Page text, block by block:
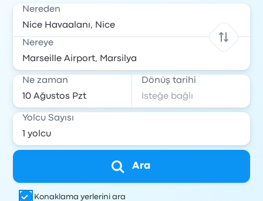
Nereden
Nereye
Ne zaman Dönüş tarihi
Yolcu Sayısı
Ara
Konaklama yerlerini ara